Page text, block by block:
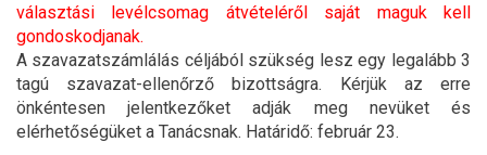
választási levélcsomag átvételéről saját maguk kell
gondoskodjanak.
A szavazatszámlálás céljából szükség lesz egy legalább 3
tagú szavazat-ellenőrző bizottságra. Kérjük az erre
önkéntesen jelentkezőket adják meg nevüket és
elérhetőségüket a Tanácsnak. Határidő: február 23.